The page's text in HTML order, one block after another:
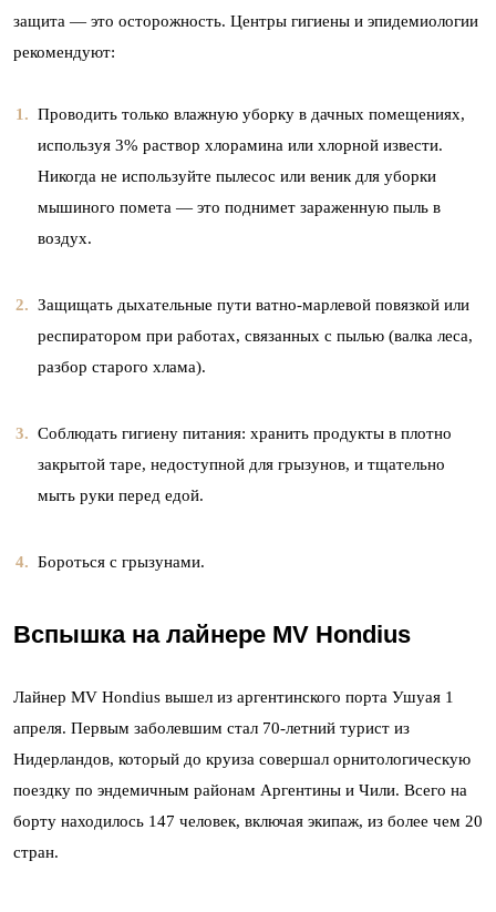
защита — это осторожность. Центры гигиены и эпидемиологии
рекомендуют:
Проводить только влажную уборку в дачных помещениях,
используя 3% раствор хлорамина или хлорной извести.
Никогда не используйте пылесос или веник для уборки
мышиного помета — это поднимет зараженную пыль в
воздух.
Защищать дыхательные пути ватно-марлевой повязкой или
респиратором при работах, связанных с пылью (валка леса,
разбор старого хлама).
Соблюдать гигиену питания: хранить продукты в плотно
закрытой таре, недоступной для грызунов, и тщательно
мыть руки перед едой.
Бороться с грызунами.
Вспышка на лайнере MV Hondius
Лайнер MV Hondius вышел из аргентинского порта Ушуая 1
апреля. Первым заболевшим стал 70-летний турист из
Нидерландов, который до круиза совершал орнитологическую
поездку по эндемичным районам Аргентины и Чили. Всего на
борту находилось 147 человек, включая экипаж, из более чем 20
стран.